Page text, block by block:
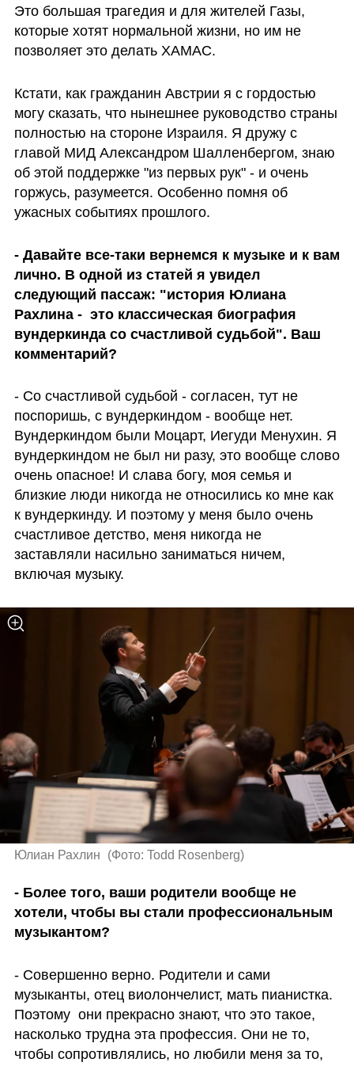
Это большая трагедия и для жителей Газы,
которые хотят нормальной жизни, но им не
позволяет это делать ХАМАС.
Кстати, как гражданин Австрии я с гордостью
могу сказать, что нынешнее руководство страны
полностью на стороне Израиля. Я дружу с
главой МИД Александром Шалленбергом, знаю
об этой поддержке "из первых рук" - и очень
горжусь, разумеется. Особенно помня об
ужасных событиях прошлого.
- Давайте все-таки вернемся к музыке и к вам
лично. В одной из статей я увидел
следующий пассаж: "история Юлиана
Рахлина -  это классическая биография
вундеркинда со счастливой судьбой". Ваш
комментарий?
- Со счастливой судьбой - согласен, тут не
поспоришь, с вундеркиндом - вообще нет.
Вундеркиндом были Моцарт, Иегуди Менухин. Я
вундеркиндом не был ни разу, это вообще слово
очень опасное! И слава богу, моя семья и
близкие люди никогда не относились ко мне как
к вундеркинду. И поэтому у меня было очень
счастливое детство, меня никогда не
заставляли насильно заниматься ничем,
включая музыку.
Юлиан Рахлин (Фото: Todd Rosenberg)
- Более того, ваши родители вообще не
хотели, чтобы вы стали профессиональным
музыкантом?
- Совершенно верно. Родители и сами
музыканты, отец виолончелист, мать пианистка.
Поэтому  они прекрасно знают, что это такое,
насколько трудна эта профессия. Они не то,
чтобы сопротивлялись, но любили меня за то,